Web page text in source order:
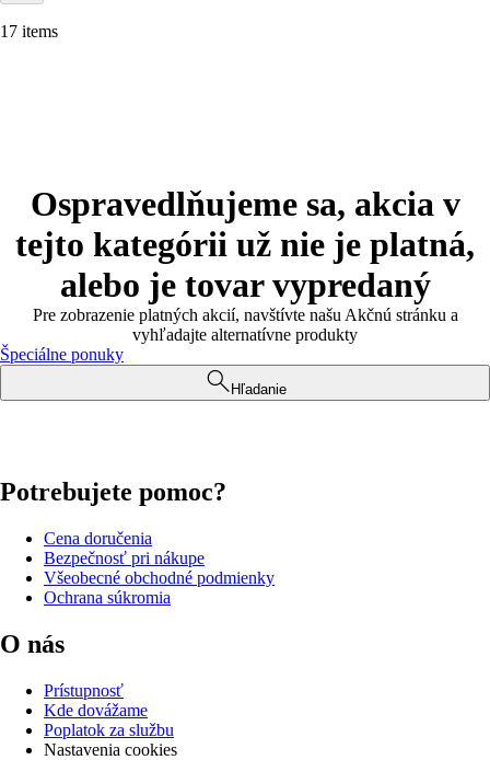
17 items
Ospravedlňujeme sa, akcia v
tejto kategórii už nie je platná,
alebo je tovar vypredaný
Pre zobrazenie platných akcií, navštívte našu Akčnú stránku a
vyhľadajte alternatívne produkty
Špeciálne ponuky
Hľadanie
Potrebujete pomoc?
Cena doručenia
Bezpečnosť pri nákupe
Všeobecné obchodné podmienky
Ochrana súkromia
O nás
Prístupnosť
Kde dovážame
Poplatok za službu
Nastavenia cookies